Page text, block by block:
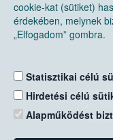
cookie-kat (sütiket)
érdekében, melynek
„Elfogadom” gombra.
Statisztikai célú
Hirdetési célú
Alapműködést